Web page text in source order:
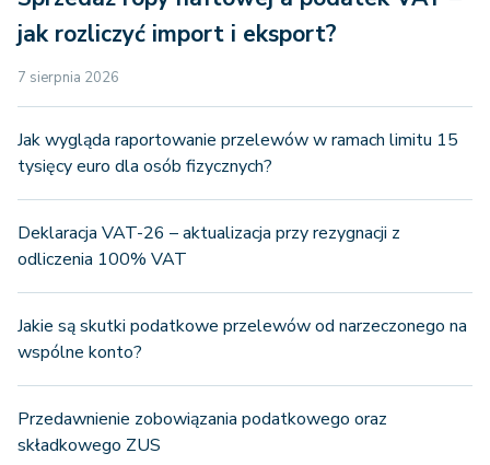
jak rozliczyć import i eksport?
7 sierpnia 2026
Jak wygląda raportowanie przelewów w ramach limitu 15
tysięcy euro dla osób fizycznych?
Deklaracja VAT-26 – aktualizacja przy rezygnacji z
odliczenia 100% VAT
Jakie są skutki podatkowe przelewów od narzeczonego na
wspólne konto?
Przedawnienie zobowiązania podatkowego oraz
składkowego ZUS